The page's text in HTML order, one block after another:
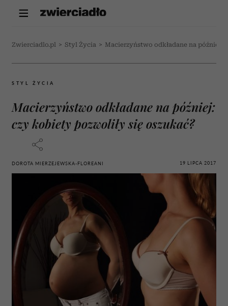
Zwierciadlo.pl > Styl Życia > Macierzyństwo odkładane na później:
STYL ŻYCIA
Macierzyństwo odkładane na później:
czy kobiety pozwoliły się oszukać?
DOROTA MIERZEJEWSKA-FLOREANI 19 LIPCA 2017